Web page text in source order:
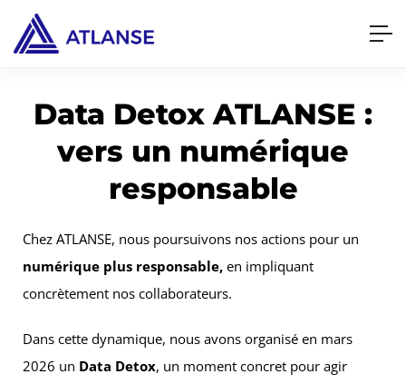
Data Detox ATLANSE :
vers un numérique
responsable
Chez ATLANSE, nous poursuivons nos actions pour un
numérique plus responsable, en impliquant
concrètement nos collaborateurs.
Dans cette dynamique, nous avons organisé en mars
2026 un Data Detox, un moment concret pour agir